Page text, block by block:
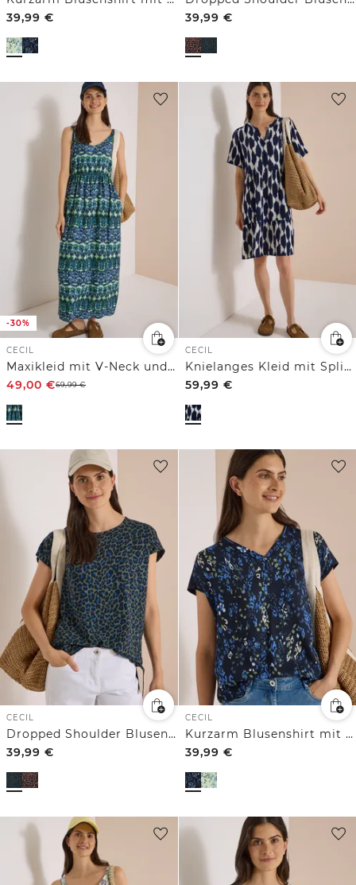
39,99 €
39,99 €
-30%
CECIL
Maxikleid mit V-Neck und Print
49,00 €69,99€
CECIL
Knielanges Kleid mit Split Neck und Struktur
59,99 €
CECIL
Dropped Shoulder Blusenshirt mit Knoten
39,99 €
CECIL
Kurzarm Blusenshirt mit Strukturmix
39,99 €